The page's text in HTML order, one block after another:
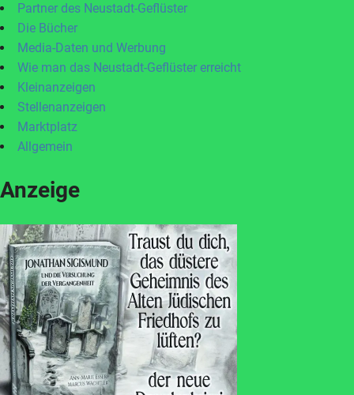
Partner des Neustadt-Geflüster
Die Bücher
Media-Daten und Werbung
Wie man das Neustadt-Geflüster erreicht
Kleinanzeigen
Stellenanzeigen
Marktplatz
Allgemein
Anzeige